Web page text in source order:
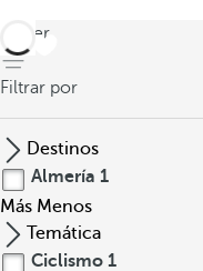
volver
Filtrar por
Destinos
Almería 1
Más Menos
Temática
Ciclismo 1